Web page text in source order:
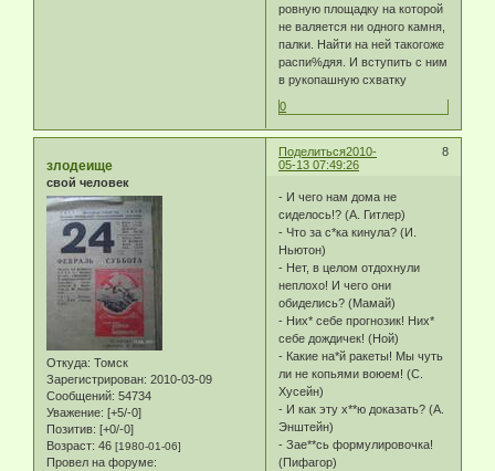
ровную площадку на которой
не валяется ни одного камня,
палки. Найти на ней такогоже
распи%дяя. И вступить с ним
в рукопашную схватку
0
Поделиться 8
2010-
05-13 07:49:26
злодеище
свой человек
Откуда: Томск
Зарегистрирован: 2010-03-09
Сообщений: 54734
Уважение: [+5/-0]
Позитив: [+0/-0]
Возраст: 46 [1980-01-06]
Провел на форуме:
- И чего нам дома не
сиделось!? (А. Гитлер)
- Что за с*ка кинула? (И.
Ньютон)
- Нет, в целом отдохнули
неплохо! И чего они
обиделись? (Мамай)
- Них* себе прогнозик! Них*
себе дождичек! (Ной)
- Какие на*й ракеты! Мы чуть
ли не копьями воюем! (С.
Хусейн)
- И как эту х**ю доказать? (А.
Энштейн)
- Зае**сь формулировочка!
(Пифагор)